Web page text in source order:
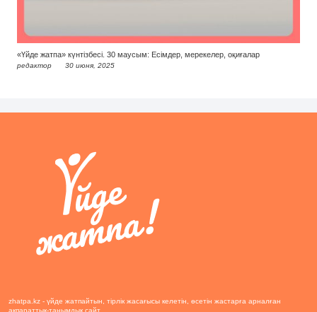
«Үйде жатпа» күнтізбесі. 30 маусым: Есімдер, мерекелер, оқиғалар
редактор 30 июня, 2025
zhatpa.kz - үйде жатпайтын, тірлік жасағысы келетін, өсетін жастарға арналған
ақпараттық-танымдық сайт